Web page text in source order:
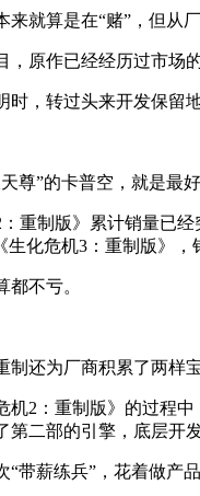
算是在“赌”，但从厂
作已经经历过市场的
，转过头来开发保留地
”的卡普空，就是最好
制版》累计销量已经
生化危机3：重制版》，
不亏。
还为厂商积累了两样宝
：重制版》的过程中
第二部的引擎，底层开
薪练兵”，花着做产品